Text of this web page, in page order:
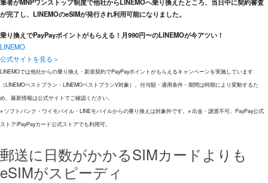
が完了し、LINEMOのeSIMが発行され利用可能になりました。
乗り換えでPayPayポイントがもらえる！月990円〜のLINEMOが今アツい！
LINEMO
公式サイトを見る＞
LINEMOでは他社からの乗り換え・新規契約でPayPayポイントがもらえるキャンペーンを実施しています
（LINEMOベストプラン・LINEMOベストプランV対象）。付与額・適用条件・期間は時期により変動するた
め、最新情報は公式サイトでご確認ください。
※ ソフトバンク・ワイモバイル・LINEモバイルからの乗り換えは対象外です。※ 出金・譲渡不可。PayPay公式
ストア/PayPayカード公式ストアでも利用可。
郵送に日数がかかるSIMカードよりも
eSIMがスピーディ